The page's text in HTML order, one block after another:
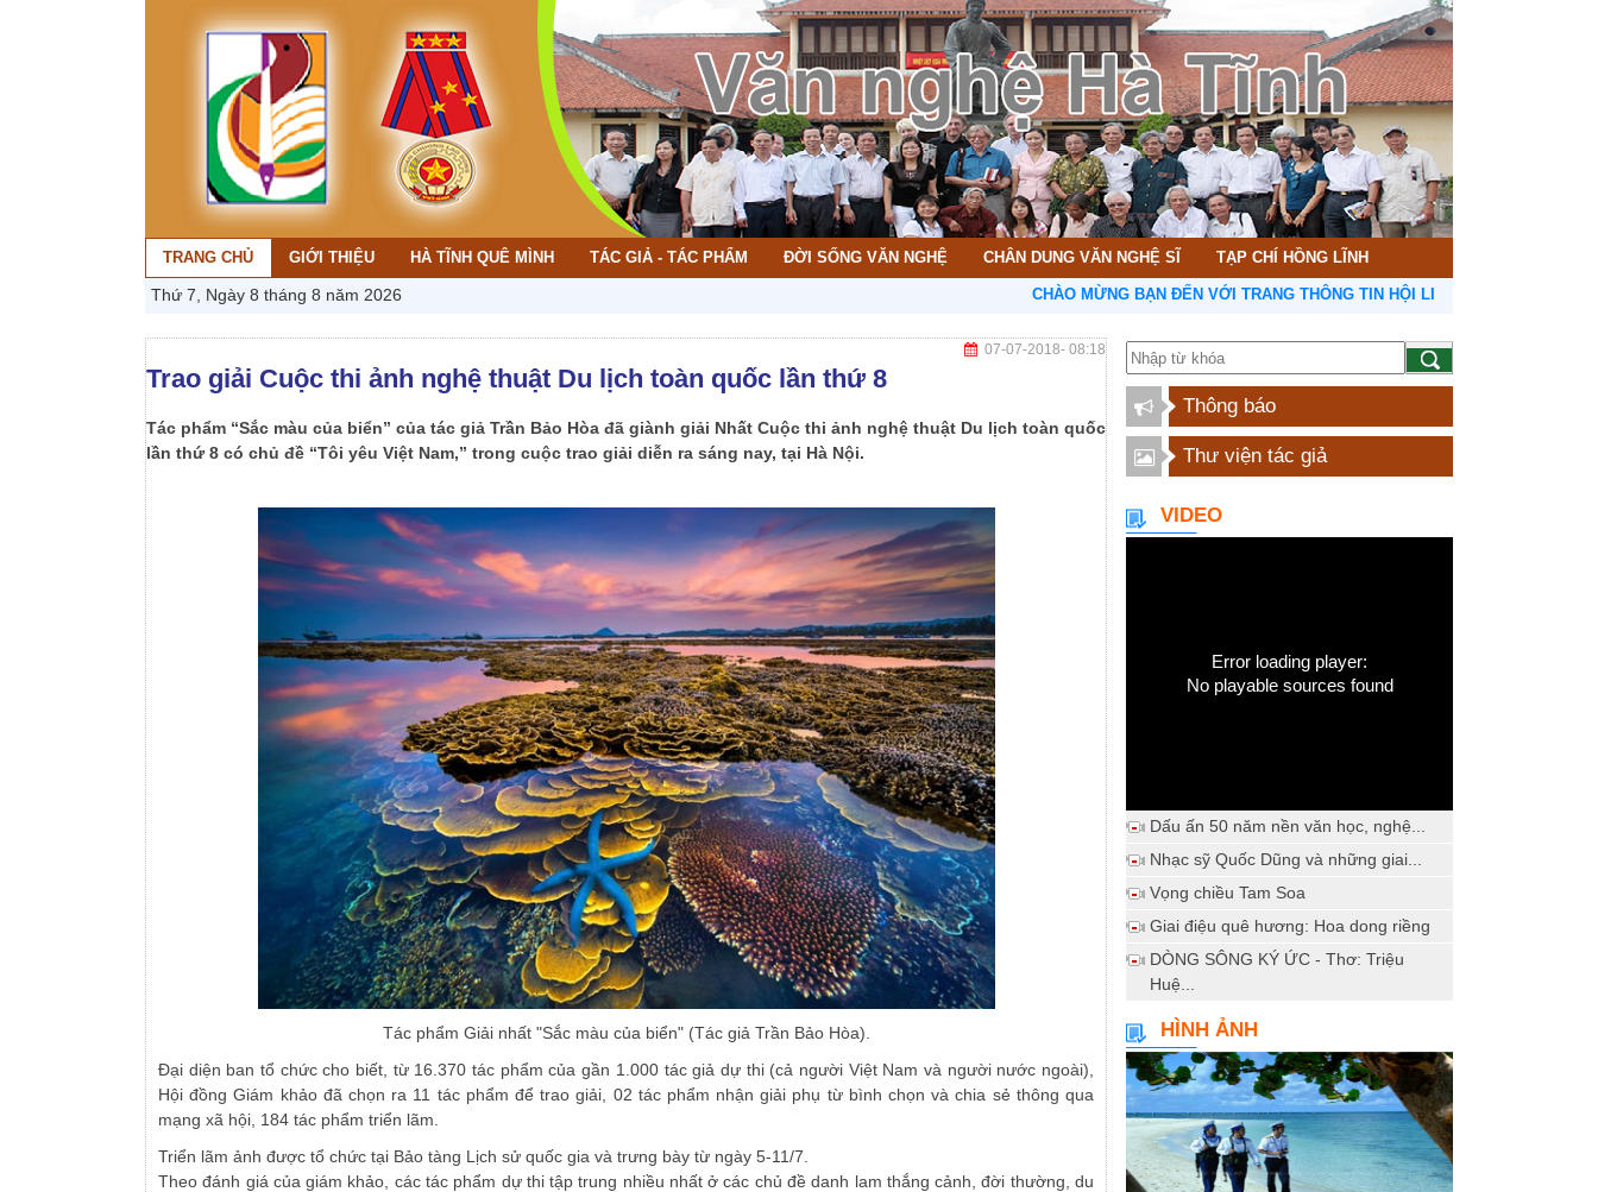
TRANG CHỦ GIỚI THIỆU HÀ TĨNH QUÊ MÌNH TÁC GIẢ - TÁC PHẨM ĐỜI SỐNG VĂN NGHỆ CHÂN DUNG VĂN NGHỆ SĨ TẠP CHÍ HỒNG LĨNH
Thứ 7, Ngày 8 tháng 8 năm 2026 CHÀO MỪNG BẠN ĐẾN VỚI TRANG THÔNG TIN HỘI LIÊN HIỆP VĂN HỌC NGHỆ
07-07-2018- 08:18
Trao giải Cuộc thi ảnh nghệ thuật Du lịch toàn quốc lần thứ 8
Tác phẩm “Sắc màu của biển” của tác giả Trần Bảo Hòa đã giành giải Nhất Cuộc thi ảnh nghệ thuật Du lịch toàn quốc
lần thứ 8 có chủ đề “Tôi yêu Việt Nam,” trong cuộc trao giải diễn ra sáng nay, tại Hà Nội.
Tác phẩm Giải nhất "Sắc màu của biển" (Tác giả Trần Bảo Hòa).
Đại diện ban tổ chức cho biết, từ 16.370 tác phẩm của gần 1.000 tác giả dự thi (cả người Việt Nam và người nước ngoài),
Hội đồng Giám khảo đã chọn ra 11 tác phẩm để trao giải, 02 tác phẩm nhận giải phụ từ bình chọn và chia sẻ thông qua
mạng xã hội, 184 tác phẩm triển lãm.
Triển lãm ảnh được tổ chức tại Bảo tàng Lịch sử quốc gia và trưng bày từ ngày 5-11/7.
Theo đánh giá của giám khảo, các tác phẩm dự thi tập trung nhiều nhất ở các chủ đề danh lam thắng cảnh, đời thường, du
Thông báo
Thư viện tác giả
VIDEO
Error loading player:
No playable sources found
Dấu ấn 50 năm nền văn học, nghệ...
Nhạc sỹ Quốc Dũng và những giai...
Vọng chiều Tam Soa
Giai điệu quê hương: Hoa dong riềng
DÒNG SÔNG KÝ ỨC - Thơ: Triệu
Huệ...
HÌNH ẢNH